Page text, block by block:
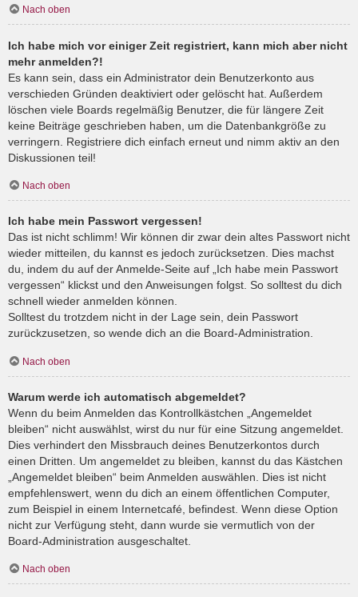
Nach oben
Ich habe mich vor einiger Zeit registriert, kann mich aber nicht
mehr anmelden?!
Es kann sein, dass ein Administrator dein Benutzerkonto aus
verschieden Gründen deaktiviert oder gelöscht hat. Außerdem
löschen viele Boards regelmäßig Benutzer, die für längere Zeit
keine Beiträge geschrieben haben, um die Datenbankgröße zu
verringern. Registriere dich einfach erneut und nimm aktiv an den
Diskussionen teil!
Nach oben
Ich habe mein Passwort vergessen!
Das ist nicht schlimm! Wir können dir zwar dein altes Passwort nicht
wieder mitteilen, du kannst es jedoch zurücksetzen. Dies machst
du, indem du auf der Anmelde-Seite auf „Ich habe mein Passwort
vergessen“ klickst und den Anweisungen folgst. So solltest du dich
schnell wieder anmelden können.
Solltest du trotzdem nicht in der Lage sein, dein Passwort
zurückzusetzen, so wende dich an die Board-Administration.
Nach oben
Warum werde ich automatisch abgemeldet?
Wenn du beim Anmelden das Kontrollkästchen „Angemeldet
bleiben“ nicht auswählst, wirst du nur für eine Sitzung angemeldet.
Dies verhindert den Missbrauch deines Benutzerkontos durch
einen Dritten. Um angemeldet zu bleiben, kannst du das Kästchen
„Angemeldet bleiben“ beim Anmelden auswählen. Dies ist nicht
empfehlenswert, wenn du dich an einem öffentlichen Computer,
zum Beispiel in einem Internetcafé, befindest. Wenn diese Option
nicht zur Verfügung steht, dann wurde sie vermutlich von der
Board-Administration ausgeschaltet.
Nach oben